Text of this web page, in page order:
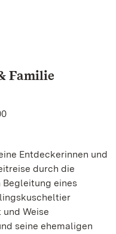
Familie
Entdeckerinnen und
durch die
Begleitung eines
Weise
seine ehemaligen